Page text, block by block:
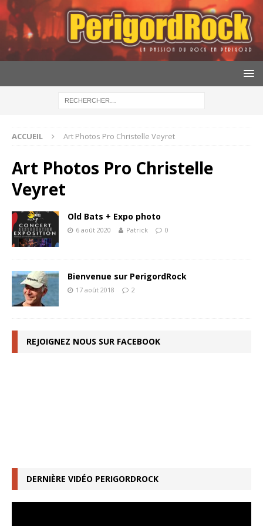
ACCUEIL Art Photos Pro Christelle Veyret
Art Photos Pro Christelle
Veyret
Old Bats + Expo photo
6 août 2020 Patrick 0
Bienvenue sur PerigordRock
17 août 2018 2
REJOIGNEZ NOUS SUR FACEBOOK
DERNIÈRE VIDÉO PERIGORDROCK